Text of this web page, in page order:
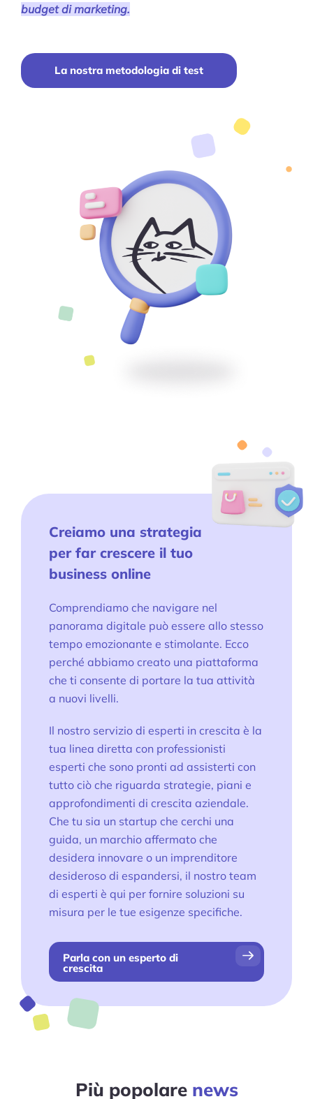
Prodotti
Pre-costruito Shopify Negozi
Corso aziendale sull'e-commerce
Strumenti
Plugins
Servizi
Configurazione del negozio
personalizzata
Consulenza per la crescita dell'e-
budget di marketing.
La nostra metodologia di test
Creiamo una strategia
per far crescere il tuo
business online
Comprendiamo che navigare nel
panorama digitale può essere allo stesso
tempo emozionante e stimolante. Ecco
perché abbiamo creato una piattaforma
che ti consente di portare la tua attività
a nuovi livelli.
Il nostro servizio di esperti in crescita è la
tua linea diretta con professionisti
esperti che sono pronti ad assisterti con
tutto ciò che riguarda strategie, piani e
approfondimenti di crescita aziendale.
Che tu sia un startup che cerchi una
guida, un marchio affermato che
desidera innovare o un imprenditore
desideroso di espandersi, il nostro team
di esperti è qui per fornire soluzioni su
misura per le tue esigenze specifiche.
Parla con un esperto di
crescita
Più popolare news